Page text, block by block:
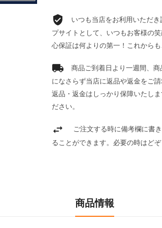
いつも当店をお利用いただ
プサイトとして、いつもお客様の
心保証は何よりの第一！これから
商品ご到着日より一週間、
になさらず当店に返品や返金をご
返品・返金はしっかり保障いたし
ださい。
ご注文する時に備考欄に書
ることができます。必要の時はどぞ
商品情報